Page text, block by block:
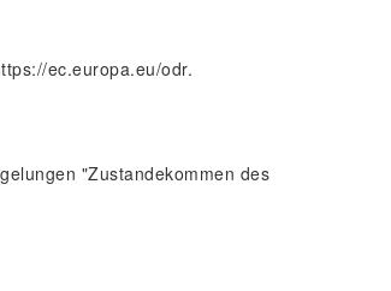
ec.europa.eu/odr.
"Zustandekommen des